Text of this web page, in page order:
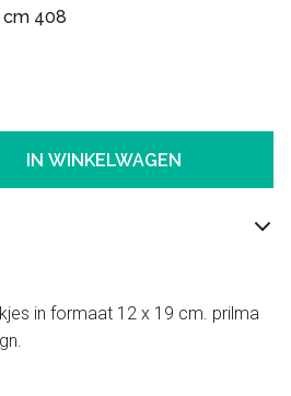
cm 408
IN WINKELWAGEN
in formaat 12 x 19 cm. prilma